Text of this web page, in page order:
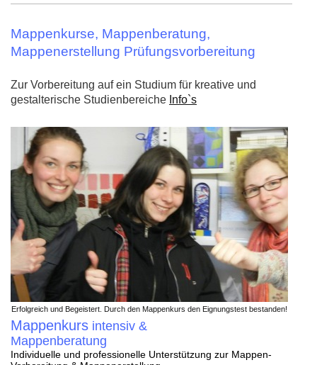
Mappenkurse, Mappenberatung,
Mappenerstellung Prüfungsvorbereitung
Zur Vorbereitung auf ein Studium für kreative und
gestalterische Studienbereiche Info`s
Erfolgreich und Begeistert. Durch den Mappenkurs den Eignungstest bestanden!
Mappenkurs intensiv &
Mappenberatung
Individuelle und professionelle Unterstützung zur Mappen-